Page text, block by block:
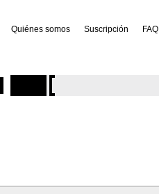
Quiénes somos Suscripción FAQ